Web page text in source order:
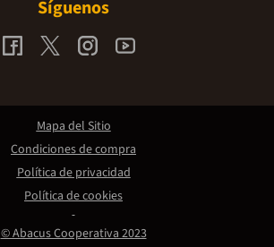
Síguenos
© Abacus Cooperativa 2023
Mapa del Sitio
Condiciones de compra
Política de privacidad
Política de cookies